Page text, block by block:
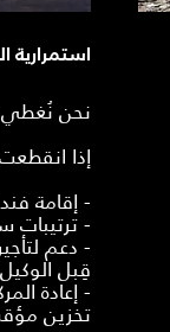
استمرارية
نحن نُغطي
إذا
- إقامة
- ترتيبات
- دعم
قِبل
- إعادة
تخزين